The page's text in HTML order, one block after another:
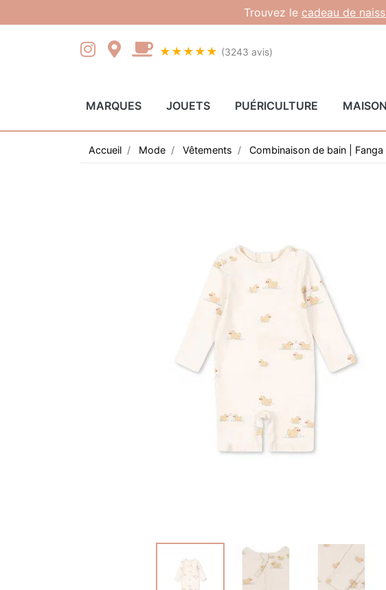
Trouvez le cadeau de
★★★★★ (3243 avis)
MARQUES JOUETS PUÉRICULTURE MAISON
Accueil Mode Vêtements Combinaison de bain | Fanga